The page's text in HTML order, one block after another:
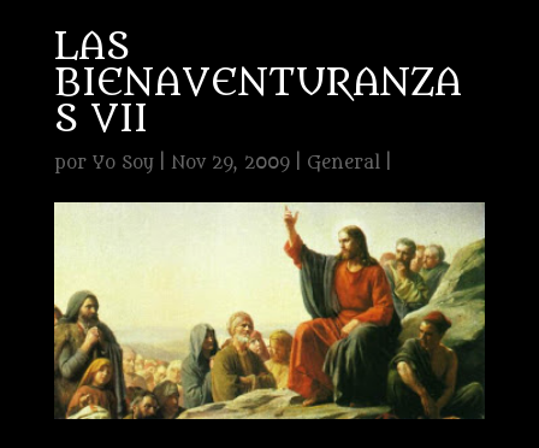
LAS
BIENAVENTURANZA
S VII
por Yo Soy| Nov 29, 2009| General|